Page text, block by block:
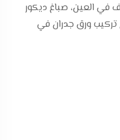
في العين، صباغ ديكور
تركيب ورق جدران في